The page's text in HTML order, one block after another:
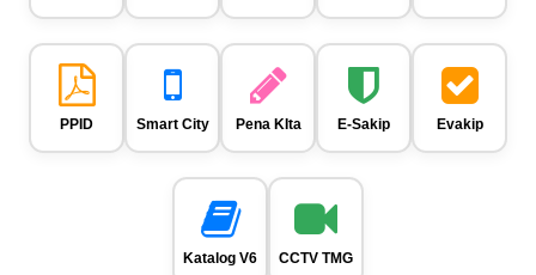
PPID Smart City Pena KIta E-Sakip Evakip
Katalog V6 CCTV TMG